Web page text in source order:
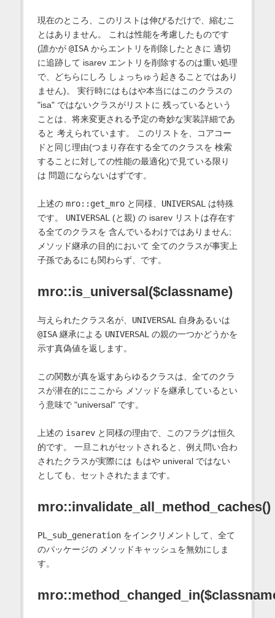
現在のところ、このリストは伸びるだけで、縮むこ
とはありません。 これは性能を考慮したものです
(誰かが @ISAからエントリを削除したときに 適切
に追跡して isarev エントリを削除するのは重い処理
で、どちらにしろ しょっちゅう起きることではあり
ません)。 実行時にはもはや本当にはこのクラスの
"isa" ではないクラスがリストに 残っているという
ことは、将来変更される予定の奇妙な実装詳細であ
ると 考えられています。 このリストを、コアコー
ドと同じ理由(つまり存在する全てのクラスを 検索
することに対しての性能の最適化)で見ている限り
は 問題にならないはずです。
上述の mro::get_mroと同様、 UNIVERSALは特殊
です。 UNIVERSAL(と親) の isarev リストは存在す
る全てのクラスを 含んでいるわけではありません;
メソッド継承の目的において 全てのクラスが事実上
子孫であるにも関わらず、です。
mro::is_universal($classname)
与えられたクラス名が、 UNIVERSAL自身あるいは
@ISA継承による UNIVERSALの親の一つかどうかを
示す真偽値を返します。
この関数が真を返すあらゆるクラスは、全てのクラ
スが潜在的にここから メソッドを継承しているとい
う意味で "universal" です。
上述の isarevと同様の理由で、このフラグは恒久
的です。 一旦これがセットされると、例え問い合わ
されたクラスが実際には もはや univeral ではない
としても、セットされたままです。
mro::invalidate_all_method_caches()
PL_sub_generationをインクリメントして、全て
のパッケージの メソッドキャッシュを無効にしま
す。